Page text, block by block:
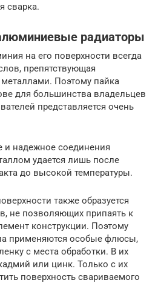
сварка.
радиаторы
на его поверхности всегда
препятствующая
Поэтому пайка
для большинства владельцев
представляется очень
и надежное соединения
удается лишь после
до высокой температуры.
также образуется
не позволяющих припаять к
конструкции. Поэтому
применяются особые флюсы,
с места обработки. В их
или цинк. Только с их
поверхность свариваемого